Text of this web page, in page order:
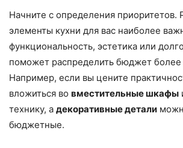
Начните с определения приоритетов.
элементы кухни для вас наиболее
функциональность, эстетика или
поможет распределить бюджет более
Например, если вы цените
вложиться во вместительные шкафы
технику, а декоративные детали
бюджетные.